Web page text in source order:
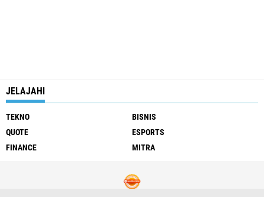
JELAJAHI
TEKNO
BISNIS
QUOTE
ESPORTS
FINANCE
MITRA